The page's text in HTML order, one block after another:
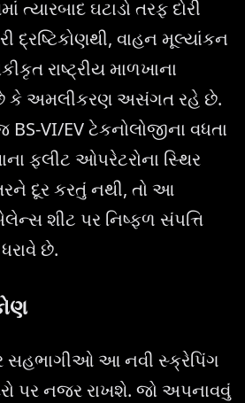
ઘટાડો તરફ દોરી
દ્રષ્ટિકોણથી, વાહન મૂલ્યાંકન
રાષ્ટ્રીય માળખાના
કે અમલીકરણ અસંગત રહે છે.
VI/EV ટેકનોલોજીના વધતા
ફ્લીટ ઓપરેટરોના સ્થિર
દૂર કરતું નથી, તો આ
શીટ પર નિષ્ફળ સંપત્તિ
છે.
આ નવી સ્ક્રેપિંગ
પર નજર રાખશે. જો અપનાવવું